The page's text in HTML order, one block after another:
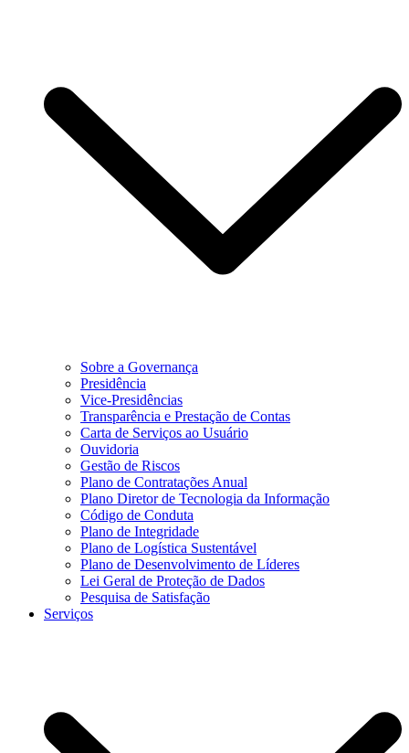
Sobre a Governança
Presidência
Vice-Presidências
Transparência e Prestação de Contas
Carta de Serviços ao Usuário
Ouvidoria
Gestão de Riscos
Plano de Contratações Anual
Plano Diretor de Tecnologia da Informação
Código de Conduta
Plano de Integridade
Plano de Logística Sustentável
Plano de Desenvolvimento de Líderes
Lei Geral de Proteção de Dados
Pesquisa de Satisfação
Serviços